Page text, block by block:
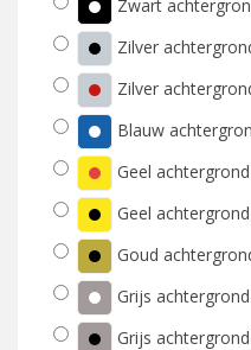
Zilver
Zilver
Blauw
Geel
Geel
Goud
Grijs
Grijs